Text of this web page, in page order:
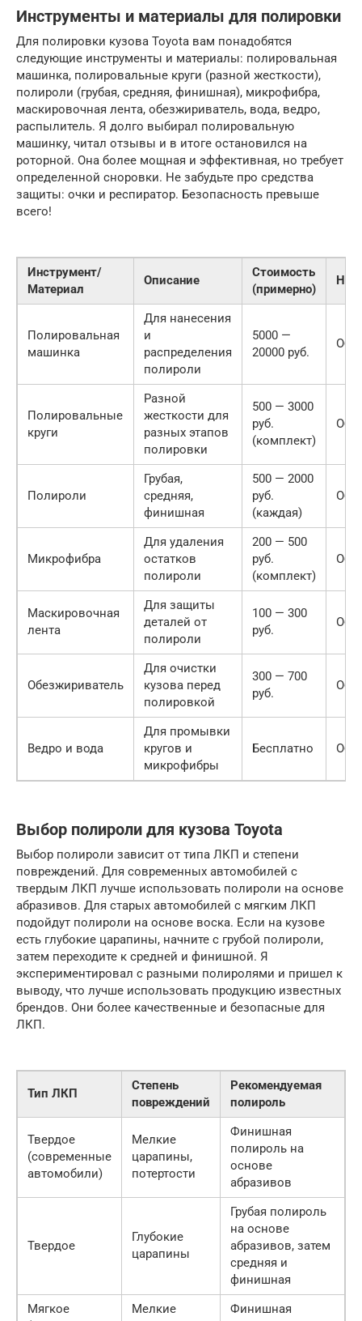
Инструменты и материалы для полировки
Для полировки кузова Toyota вам понадобятся
следующие инструменты и материалы: полировальная
машинка, полировальные круги (разной жесткости),
полироли (грубая, средняя, финишная), микрофибра,
маскировочная лента, обезжириватель, вода, ведро,
распылитель. Я долго выбирал полировальную
машинку, читал отзывы и в итоге остановился на
роторной. Она более мощная и эффективная, но требует
определенной сноровки. Не забудьте про средства
защиты: очки и респиратор. Безопасность превыше
всего!
Инструмент/
Материал
Описание
Стоимость
(примерно)
Полировальная
машинка
Для нанесения
и
распределения
полироли
5000 —
20000 руб.
Полировальные
круги
Разной
жесткости для
разных этапов
полировки
500 — 3000
руб.
(комплект)
Полироли
Грубая,
средняя,
финишная
500 — 2000
руб.
(каждая)
Микрофибра
Для удаления
остатков
полироли
200 — 500
руб.
(комплект)
Маскировочная
лента
Для защиты
деталей от
полироли
100 — 300
руб.
Обезжириватель
Для очистки
кузова перед
полировкой
300 — 700
руб.
Ведро и вода
Для промывки
кругов и
микрофибры
Бесплатно
Выбор полироли для кузова Toyota
Выбор полироли зависит от типа ЛКП и степени
повреждений. Для современных автомобилей с
твердым ЛКП лучше использовать полироли на основе
абразивов. Для старых автомобилей с мягким ЛКП
подойдут полироли на основе воска. Если на кузове
есть глубокие царапины, начните с грубой полироли,
затем переходите к средней и финишной. Я
экспериментировал с разными полиролями и пришел к
выводу, что лучше использовать продукцию известных
брендов. Они более качественные и безопасные для
ЛКП.
Тип ЛКП
Степень
повреждений
Рекомендуемая
полироль
Твердое
(современные
автомобили)
Мелкие
царапины,
потертости
Финишная
полироль на
основе
абразивов
Твердое
Глубокие
царапины
Грубая полироль
на основе
абразивов, затем
средняя и
финишная
Мягкое
Мелкие
Финишная